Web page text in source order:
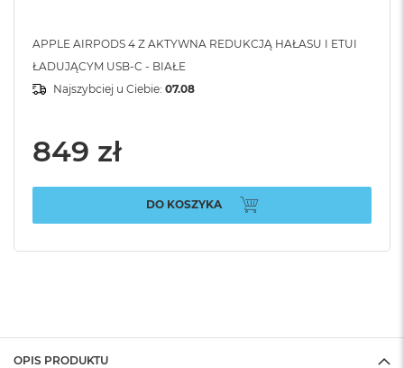
APPLE AIRPODS 4 Z AKTYWNA REDUKCJĄ HAŁASU I ETUI
ŁADUJĄCYM USB-C - BIAŁE
Najszybciej u Ciebie: 07.08
849 zł
DO KOSZYKA
OPIS PRODUKTU